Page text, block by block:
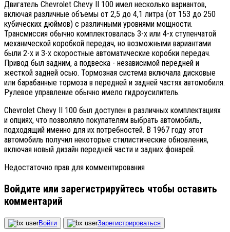
Двигатель Chevrolet Chevy II 100 имел несколько вариантов,
включая различные объемы от 2,5 до 4,1 литра (от 153 до 250
кубических дюймов) с различными уровнями мощности.
Трансмиссия обычно комплектовалась 3-х или 4-х ступенчатой
механической коробкой передач, но возможными вариантами
были 2-х и 3-х скоростные автоматические коробки передач.
Привод был задним, а подвеска - независимой передней и
жесткой задней осью. Тормозная система включала дисковые
или барабанные тормоза в передней и задней частях автомобиля.
Рулевое управление обычно имело гидроусилитель.
Chevrolet Chevy II 100 был доступен в различных комплектациях
и опциях, что позволяло покупателям выбрать автомобиль,
подходящий именно для их потребностей. В 1967 году этот
автомобиль получил некоторые стилистические обновления,
включая новый дизайн передней части и задних фонарей.
Недостаточно прав для комментирования
Войдите или зарегистрируйтесь чтобы оставить
комментарий
Войти Зарегистрироваться